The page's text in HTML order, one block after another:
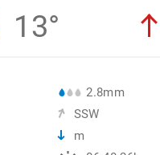
13°
2.8mm
SSW
m